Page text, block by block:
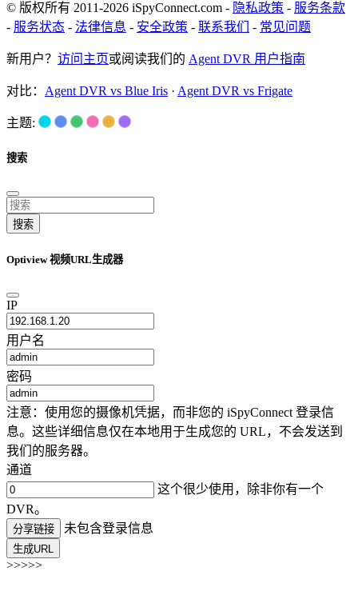
© 版权所有 2011-2026 iSpyConnect.com - 隐私政策 - 服务条款
- 服务状态 - 法律信息 - 安全政策 - 联系我们 - 常见问题
新用户？ 访问主页或阅读我们的 Agent DVR 用户指南
对比： Agent DVR vs Blue Iris · Agent DVR vs Frigate
主题:
搜索
搜索
Optiview 视频URL生成器
IP
用户名
密码
注意：使用您的摄像机凭据，而非您的 iSpyConnect 登录信
息。这些详细信息仅在本地用于生成您的 URL，不会发送到
我们的服务器。
通道
这个很少使用，除非你有一个
DVR。
分享链接 未包含登录信息
生成URL
>>>>>